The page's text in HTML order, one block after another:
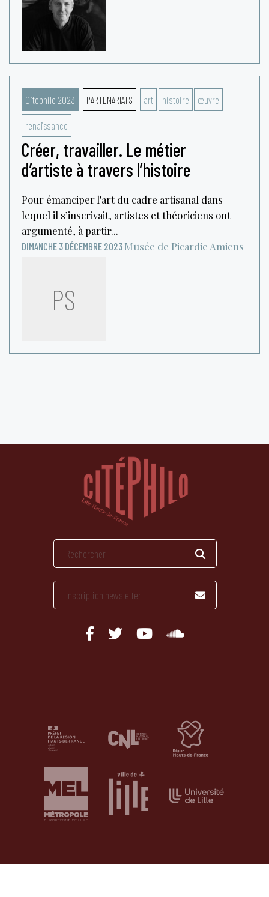
Citéphilo 2023 PARTENARIATS art histoire œuvre
renaissance
Créer, travailler. Le métier
d’artiste à travers l’histoire
Pour émanciper l’art du cadre artisanal dans
lequel il s’inscrivait, artistes et théoriciens ont
argumenté, à partir...
DIMANCHE 3 DÉCEMBRE 2023 Musée de Picardie Amiens
PS